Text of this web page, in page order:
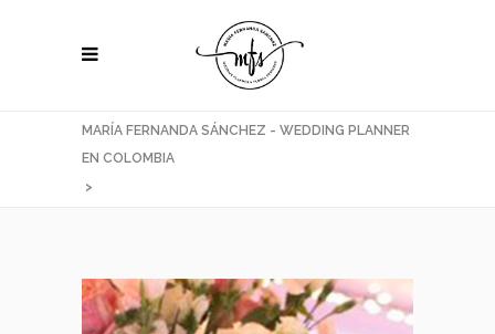
MARÍA FERNANDA SÁNCHEZ - WEDDING PLANNER
EN COLOMBIA
>